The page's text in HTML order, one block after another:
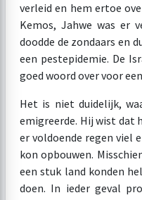
verleid en hem ertoe
Kemos, Jahwe was er
doodde de zondaars en
een pestepidemie. De
goed woord over voor
Het is niet duidelijk,
emigreerde. Hij wist dat
er voldoende regen viel
kon opbouwen.
een stuk land konden
doen. In ieder geval